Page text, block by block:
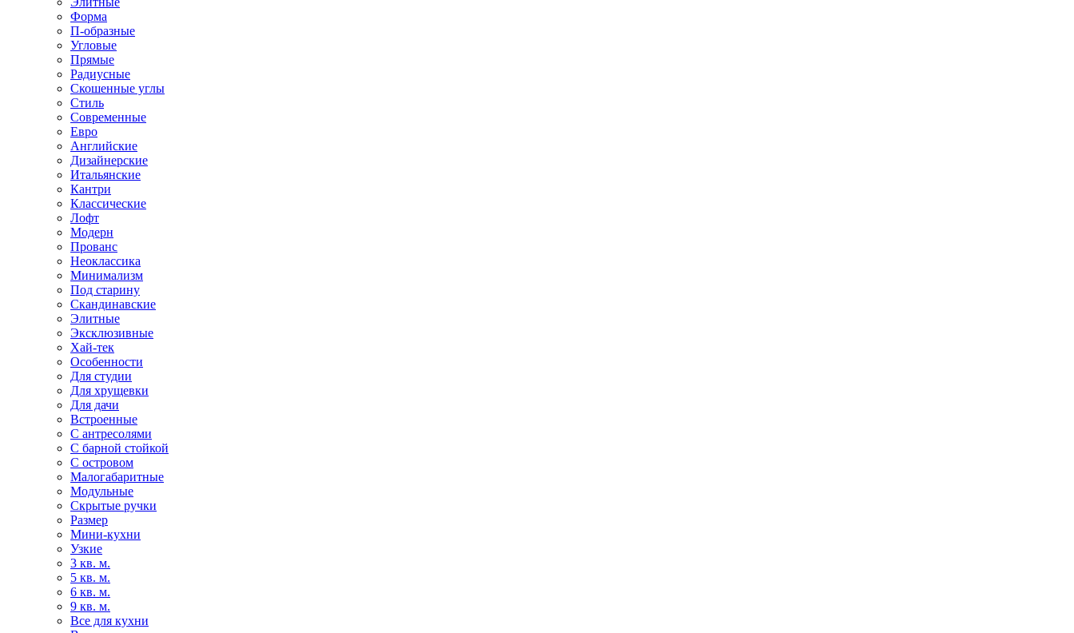
Форма
П-образные
Угловые
Прямые
Радиусные
Скошенные углы
Стиль
Современные
Евро
Английские
Дизайнерские
Итальянские
Кантри
Классические
Лофт
Модерн
Прованс
Неоклассика
Минимализм
Под старину
Скандинавские
Элитные
Эксклюзивные
Хай-тек
Особенности
Для студии
Для хрущевки
Для дачи
Встроенные
С антресолями
С барной стойкой
С островом
Малогабаритные
Модульные
Скрытые ручки
Размер
Мини-кухни
Узкие
3 кв. м.
5 кв. м.
6 кв. м.
9 кв. м.
Все для кухни